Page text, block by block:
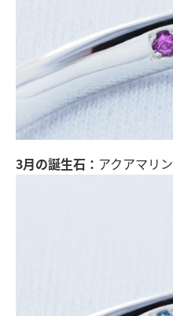
3月の誕生石： アクアマリン